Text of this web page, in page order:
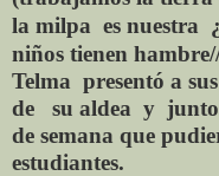
la milpa es nuestra
niños tienen
Telma presentó a sus
de
su aldea y
de semana que
estudiantes.